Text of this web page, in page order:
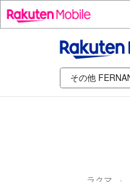
ラクマ